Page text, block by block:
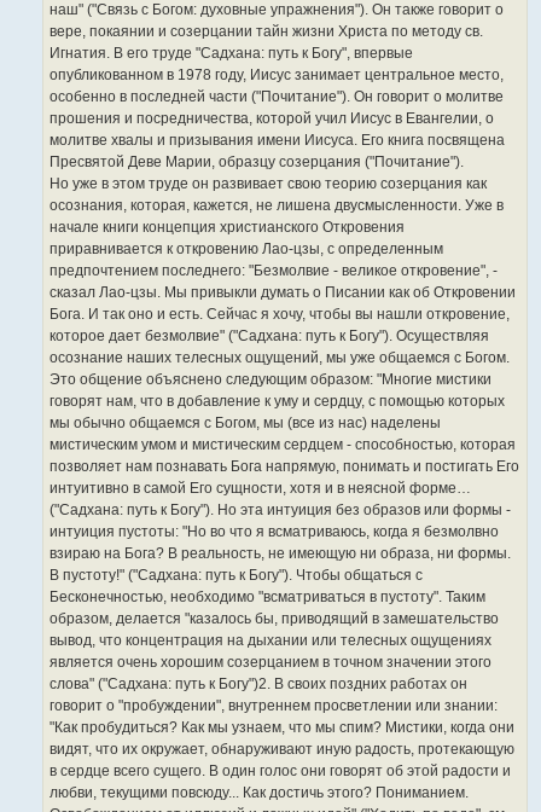
наш" ("Связь с Богом: духовные упражнения"). Он также говорит о
вере, покаянии и созерцании тайн жизни Христа по методу св.
Игнатия. В его труде "Садхана: путь к Богу", впервые
опубликованном в 1978 году, Иисус занимает центральное место,
особенно в последней части ("Почитание"). Он говорит о молитве
прошения и посредничества, которой учил Иисус в Евангелии, о
молитве хвалы и призывания имени Иисуса. Его книга посвящена
Пресвятой Деве Марии, образцу созерцания ("Почитание").
Но уже в этом труде он развивает свою теорию созерцания как
осознания, которая, кажется, не лишена двусмысленности. Уже в
начале книги концепция христианского Откровения
приравнивается к откровению Лао-цзы, с определенным
предпочтением последнего: "Безмолвие - великое откровение", -
сказал Лао-цзы. Мы привыкли думать о Писании как об Откровении
Бога. И так оно и есть. Сейчас я хочу, чтобы вы нашли откровение,
которое дает безмолвие" ("Садхана: путь к Богу"). Осуществляя
осознание наших телесных ощущений, мы уже общаемся с Богом.
Это общение объяснено следующим образом: "Многие мистики
говорят нам, что в добавление к уму и сердцу, с помощью которых
мы обычно общаемся с Богом, мы (все из нас) наделены
мистическим умом и мистическим сердцем - способностью, которая
позволяет нам познавать Бога напрямую, понимать и постигать Его
интуитивно в самой Его сущности, хотя и в неясной форме…
("Садхана: путь к Богу"). Но эта интуиция без образов или формы -
интуиция пустоты: "Но во что я всматриваюсь, когда я безмолвно
взираю на Бога? В реальность, не имеющую ни образа, ни формы.
В пустоту!" ("Садхана: путь к Богу"). Чтобы общаться с
Бесконечностью, необходимо "всматриваться в пустоту". Таким
образом, делается "казалось бы, приводящий в замешательство
вывод, что концентрация на дыхании или телесных ощущениях
является очень хорошим созерцанием в точном значении этого
слова" ("Садхана: путь к Богу")2. В своих поздних работах он
говорит о "пробуждении", внутреннем просветлении или знании:
"Как пробудиться? Как мы узнаем, что мы спим? Мистики, когда они
видят, что их окружает, обнаруживают иную радость, протекающую
в сердце всего сущего. В один голос они говорят об этой радости и
любви, текущими повсюду... Как достичь этого? Пониманием.